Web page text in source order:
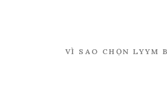
VÌ SAO CHỌN LYYM